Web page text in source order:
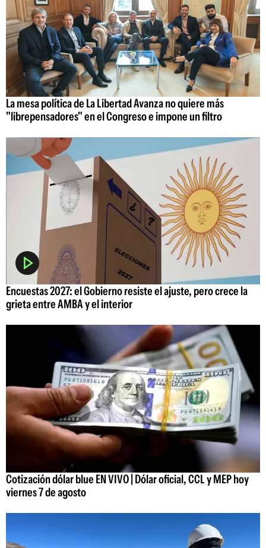
La mesa política de La Libertad Avanza no quiere más
"librepensadores" en el Congreso e impone un filtro
Encuestas 2027: el Gobierno resiste el ajuste, pero crece la
grieta entre AMBA y el interior
Cotización dólar blue EN VIVO | Dólar oficial, CCL y MEP hoy
viernes 7 de agosto